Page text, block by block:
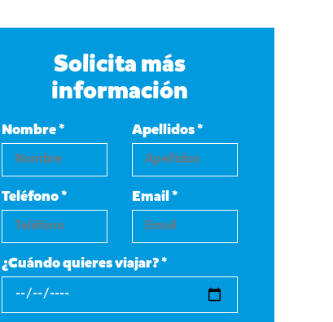
Solicita más
información
Nombre * Apellidos *
Teléfono * Email *
¿Cuándo quieres viajar? *